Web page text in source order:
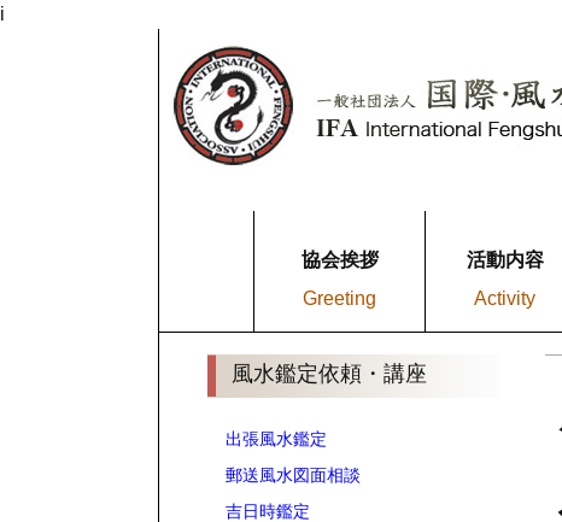
i
協会挨拶
Greeting
活動内容
Activity
風水鑑定依頼・講座
出張風水鑑定
郵送風水図面相談
吉日時鑑定